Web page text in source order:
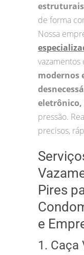
estruturais
de forma
Nossa
vazamentos
modernos
eletrônico,
pressão.
precisos,
Pires
e
1. Caça